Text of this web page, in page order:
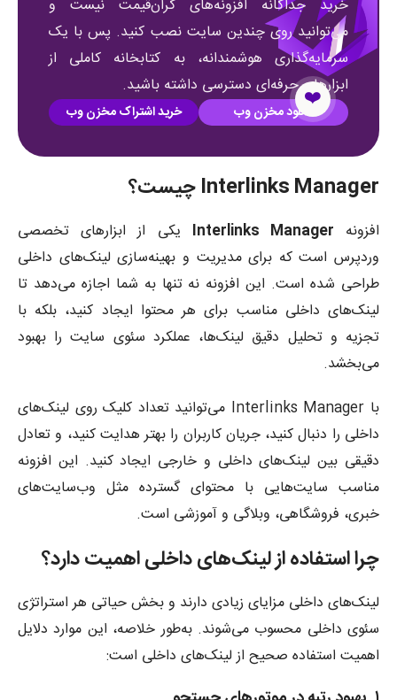
خرید جداگانه افزونه‌های گران‌قیمت نیست و
می‌توانید روی چندین سایت نصب کنید. پس با یک
سرمایه‌گذاری هوشمندانه، به کتابخانه کاملی از
ابزارهای حرفه‌ای دسترسی داشته باشید.
دانلود مخزن وب❤️ خرید اشتراک مخزن وب
Interlinks Manager چیست؟
افزونه Interlinks Manager یکی از ابزارهای تخصصی
وردپرس است که برای مدیریت و بهینه‌سازی لینک‌های داخلی
طراحی شده است. این افزونه نه تنها به شما اجازه می‌دهد تا
لینک‌های داخلی مناسب برای هر محتوا ایجاد کنید، بلکه با
تجزیه و تحلیل دقیق لینک‌ها، عملکرد سئوی سایت را بهبود
می‌بخشد.
با Interlinks Manager می‌توانید تعداد کلیک روی لینک‌های
داخلی را دنبال کنید، جریان کاربران را بهتر هدایت کنید، و تعادل
دقیقی بین لینک‌های داخلی و خارجی ایجاد کنید. این افزونه
مناسب سایت‌هایی با محتوای گسترده مثل وب‌سایت‌های
خبری، فروشگاهی، وبلاگی و آموزشی است.
چرا استفاده از لینک‌های داخلی اهمیت دارد؟
لینک‌های داخلی مزایای زیادی دارند و بخش حیاتی هر استراتژی
سئوی داخلی محسوب می‌شوند. به‌طور خلاصه، این موارد دلایل
اهمیت استفاده صحیح از لینک‌های داخلی است: